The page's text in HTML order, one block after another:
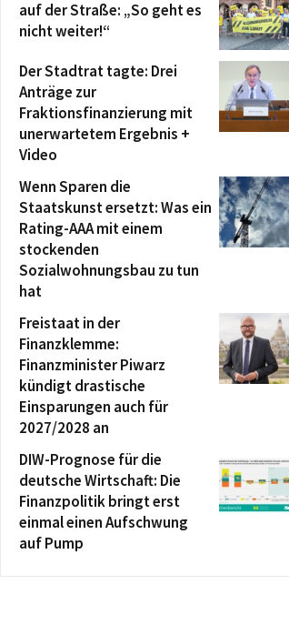
auf der Straße: „So geht es
nicht weiter!“
Der Stadtrat tagte: Drei
Anträge zur
Fraktionsfinanzierung mit
unerwartetem Ergebnis +
Video
Wenn Sparen die
Staatskunst ersetzt: Was ein
Rating-AAA mit einem
stockenden
Sozialwohnungsbau zu tun
hat
Freistaat in der
Finanzklemme:
Finanzminister Piwarz
kündigt drastische
Einsparungen auch für
2027/2028 an
DIW-Prognose für die
deutsche Wirtschaft: Die
Finanzpolitik bringt erst
einmal einen Aufschwung
auf Pump